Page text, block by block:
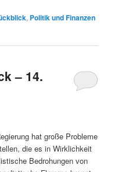
, Politik und Finanzen
– 14.
hat große Probleme
die es in Wirklichkeit
Bedrohungen von